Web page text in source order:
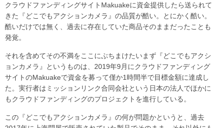
クラウドファンディングサイトMakuakeに資金提供したら送られて
きた『どこでもアクションカメラ』の品質が酷い。とにかく酷い。
酷いだけでは無く、過去に存在していた商品そのままだったことも
発覚。
それを含めてその不満をここにぶちまけたいまず『どこでもアクシ
ョンカメラ』というものは、2019年9月にクラウドファンディング
サイトのMakuakeで資金を募って僅か1時間半で目標金額に達成し
た。実行者はミッションリンク合同会社という日本の法人でほかに
もクラウドファンディングのプロジェクトを進行している。
この『どこでもアクションカメラ』の何が問題かというと、過去